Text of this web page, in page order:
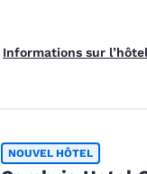
Informations sur l’hôtel
NOUVEL HÔTEL